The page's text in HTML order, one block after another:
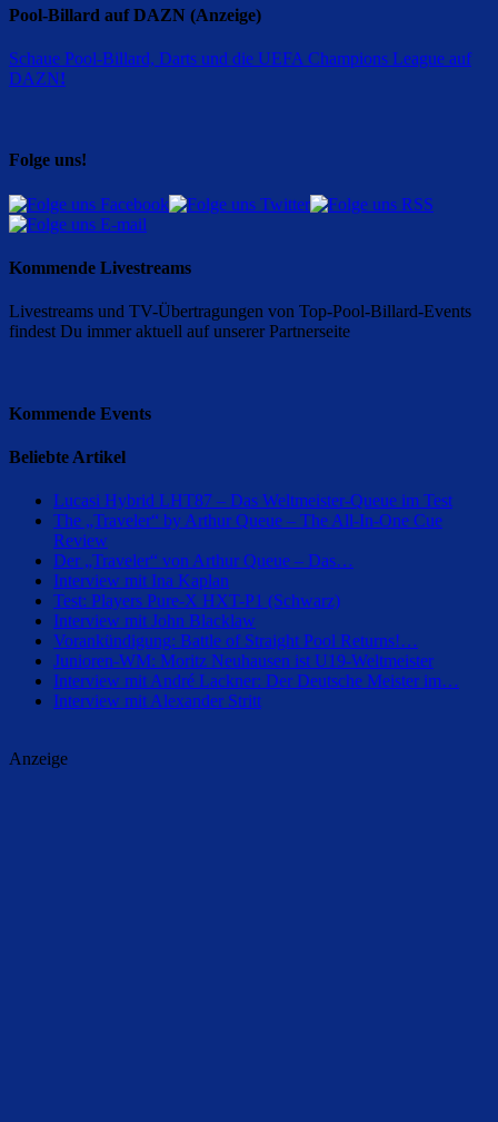
Pool-Billard auf DAZN (Anzeige)
Schaue Pool-Billard, Darts und die UEFA Champions League auf
DAZN!
Folge uns!
Kommende Livestreams
Livestreams und TV-Übertragungen von Top-Pool-Billard-Events
findest Du immer aktuell auf unserer Partnerseite
Kommende Events
Beliebte Artikel
Lucasi Hybrid LHT87 – Das Weltmeister-Queue im Test
The „Traveler“ by Arthur Queue – The All-In-One Cue
Review
Der „Traveler“ von Arthur Queue – Das…
Interview mit Ina Kaplan
Test: Players Pure-X HXT-P1 (Schwarz)
Interview mit John Blacklaw
Vorankündigung: Battle of Straight Pool Returns!…
Junioren-WM: Moritz Neuhausen ist U19-Weltmeister
Interview mit André Lackner: Der Deutsche Meister im…
Interview mit Alexander Stritt
Anzeige